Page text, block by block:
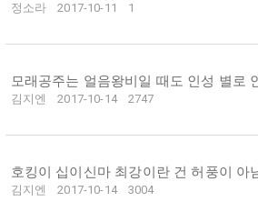
정소라 2017-10-11 1
모래공주는 얼음왕비일 때도 인성 별로
김지엔
2017-10-14 2747
호킹이 십이신마 최강이란 건 허풍이 아
김지엔 2017-10-14 3004